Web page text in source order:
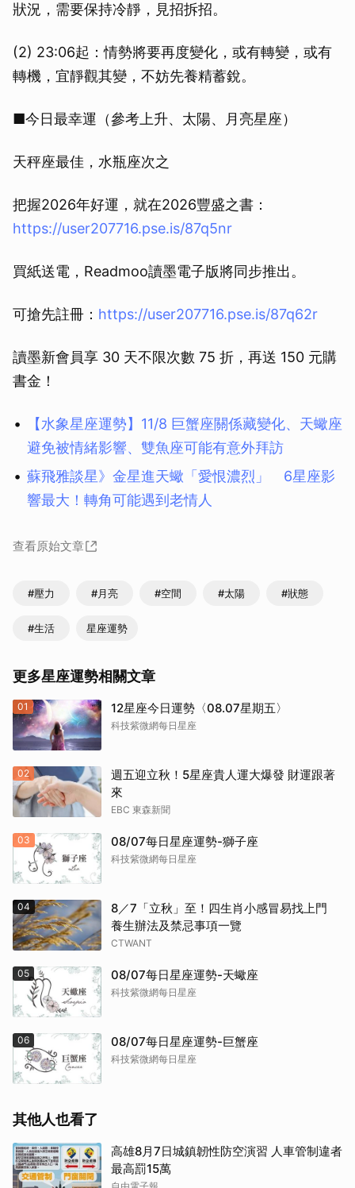
狀況，需要保持冷靜，見招拆招。
(2) 23:06起：情勢將要再度變化，或有轉變，或有
轉機，宜靜觀其變，不妨先養精蓄銳。
■今日最幸運（參考上升、太陽、月亮星座）
天秤座最佳，水瓶座次之
把握2026年好運，就在2026豐盛之書：
https://user207716.pse.is/87q5nr
買紙送電，Readmoo讀墨電子版將同步推出。
可搶先註冊： https://user207716.pse.is/87q62r
讀墨新會員享 30 天不限次數 75 折，再送 150 元購
書金！
【水象星座運勢】11/8 巨蟹座關係藏變化、天蠍座
避免被情緒影響、雙魚座可能有意外拜訪
蘇飛雅談星》金星進天蠍「愛恨濃烈」 6星座影
響最大！轉角可能遇到老情人
查看原始文章
#壓力 #月亮 #空間 #太陽 #狀態
#生活 星座運勢
更多星座運勢相關文章
01 12星座今日運勢〈08.07星期五〉
科技紫微網每日星座
02
週五迎立秋！5星座貴人運大爆發 財運跟著
來
EBC 東森新聞
03 08/07每日星座運勢-獅子座
科技紫微網每日星座
04
8／7「立秋」至！四生肖小感冒易找上門
養生辦法及禁忌事項一覽
CTWANT
05 08/07每日星座運勢-天蠍座
科技紫微網每日星座
06 08/07每日星座運勢-巨蟹座
科技紫微網每日星座
其他人也看了
高雄8月7日城鎮韌性防空演習 人車管制違者
最高罰15萬